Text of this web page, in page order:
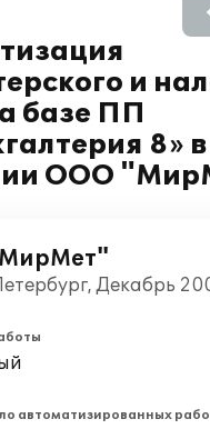
и
базе ПП
8» в
ООО
Декабрь
автоматизированных